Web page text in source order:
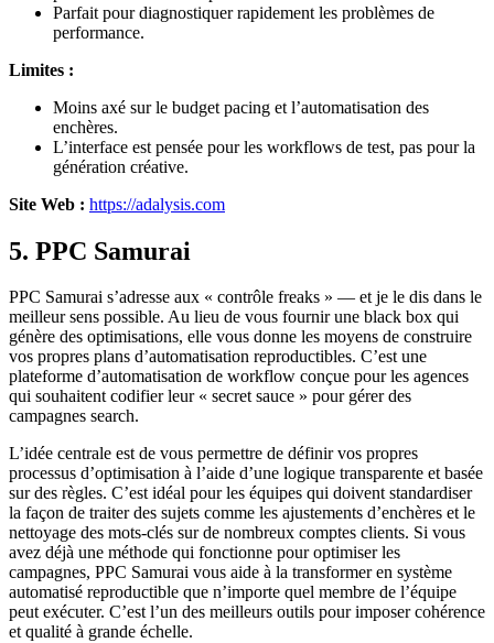
Parfait pour diagnostiquer rapidement les problèmes de
performance.
Limites :
Moins axé sur le budget pacing et l’automatisation des
enchères.
L’interface est pensée pour les workflows de test, pas pour la
génération créative.
Site Web : https://adalysis.com
5. PPC Samurai
PPC Samurai s’adresse aux « contrôle freaks » — et je le dis dans le
meilleur sens possible. Au lieu de vous fournir une black box qui
génère des optimisations, elle vous donne les moyens de construire
vos propres plans d’automatisation reproductibles. C’est une
plateforme d’automatisation de workflow conçue pour les agences
qui souhaitent codifier leur « secret sauce » pour gérer des
campagnes search.
L’idée centrale est de vous permettre de définir vos propres
processus d’optimisation à l’aide d’une logique transparente et basée
sur des règles. C’est idéal pour les équipes qui doivent standardiser
la façon de traiter des sujets comme les ajustements d’enchères et le
nettoyage des mots-clés sur de nombreux comptes clients. Si vous
avez déjà une méthode qui fonctionne pour optimiser les
campagnes, PPC Samurai vous aide à la transformer en système
automatisé reproductible que n’importe quel membre de l’équipe
peut exécuter. C’est l’un des meilleurs outils pour imposer cohérence
et qualité à grande échelle.